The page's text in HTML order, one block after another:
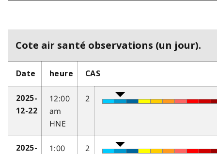
Cote air santé observations (un jour).
Date heure CAS
2025-
12-22
12:00
am
HNE
2
2025-
1:00
2